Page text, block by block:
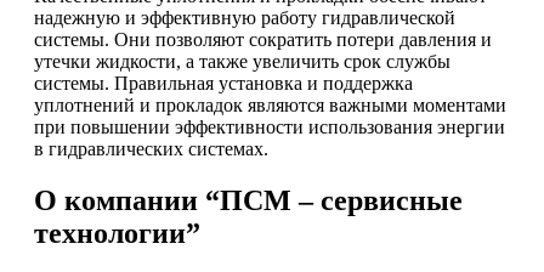
надежную и эффективную работу гидравлической
системы. Они позволяют сократить потери давления и
утечки жидкости, а также увеличить срок службы
системы. Правильная установка и поддержка
уплотнений и прокладок являются важными моментами
при повышении эффективности использования энергии
в гидравлических системах.
О компании “ПСМ – сервисные
технологии”